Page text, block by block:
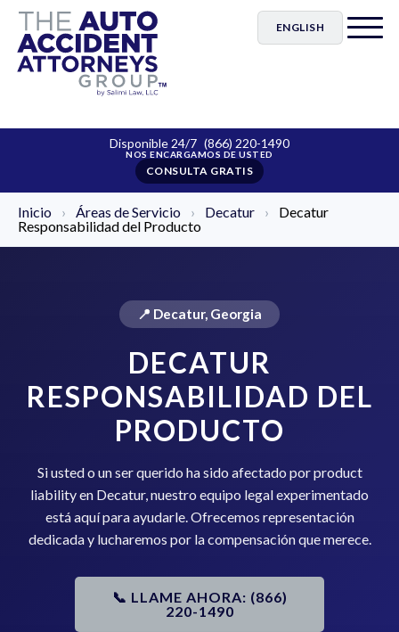
ENGLISH
Disponible 24/7 (866) 220-1490
CONSULTA GRATIS
Inicio › Áreas de Servicio › Decatur ›
Decatur
Responsabilidad del Producto
📍 Decatur, Georgia
DECATUR
RESPONSABILIDAD DEL
PRODUCTO
Si usted o un ser querido ha sido afectado por product
liability en Decatur, nuestro equipo legal experimentado
está aquí para ayudarle. Ofrecemos representación
dedicada y lucharemos por la compensación que merece.
📞 LLAME AHORA: (866)
220-1490